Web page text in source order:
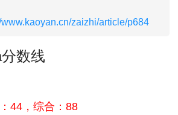
招生简章
www.kaoyan.cn/zaizhi/article/p684
数线
44，综合：88